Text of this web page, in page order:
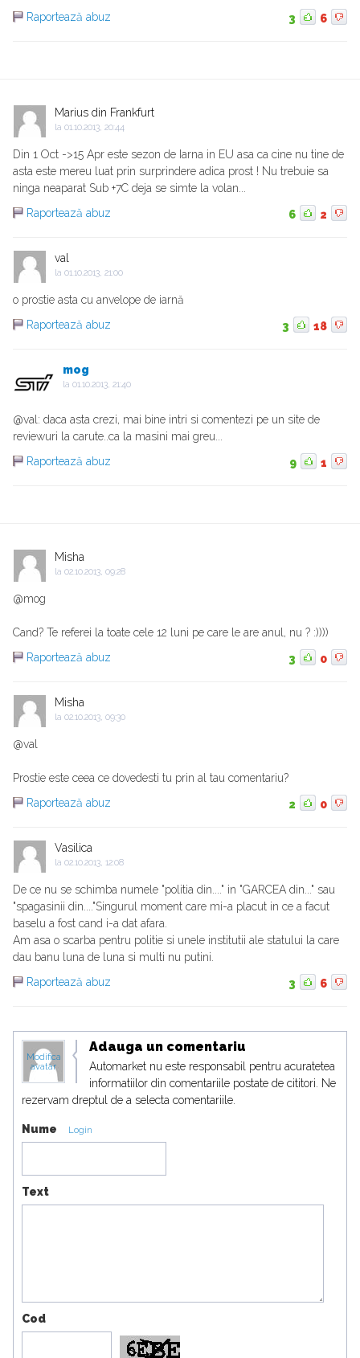
Raportează abuz
3 6
Marius din Frankfurt
la 01.10.2013, 20:44
Din 1 Oct ->15 Apr este sezon de Iarna in EU asa ca cine nu tine de
asta este mereu luat prin surprindere adica prost ! Nu trebuie sa
ninga neaparat Sub +7C deja se simte la volan...
Raportează abuz
6 2
val
la 01.10.2013, 21:00
o prostie asta cu anvelope de iarnă
Raportează abuz
3 18
mog
la 01.10.2013, 21:40
@val: daca asta crezi, mai bine intri si comentezi pe un site de
reviewuri la carute..ca la masini mai greu...
Raportează abuz
9 1
Misha
la 02.10.2013, 09:28
@mog
Cand? Te referei la toate cele 12 luni pe care le are anul, nu ? :))))
Raportează abuz
3 0
Misha
la 02.10.2013, 09:30
@val
Prostie este ceea ce dovedesti tu prin al tau comentariu?
Raportează abuz
2 0
Vasilica
la 02.10.2013, 12:08
De ce nu se schimba numele "politia din...." in "GARCEA din..." sau
"spagasinii din...."Singurul moment care mi-a placut in ce a facut
baselu a fost cand i-a dat afara.
Am asa o scarba pentru politie si unele institutii ale statului la care
dau banu luna de luna si multi nu putini.
Raportează abuz
3 6
Modifica
avatar
Adauga un comentariu
Automarket nu este responsabil pentru acuratetea
informatiilor din comentariile postate de cititori. Ne
rezervam dreptul de a selecta comentariile.
Nume Login
Text
Cod